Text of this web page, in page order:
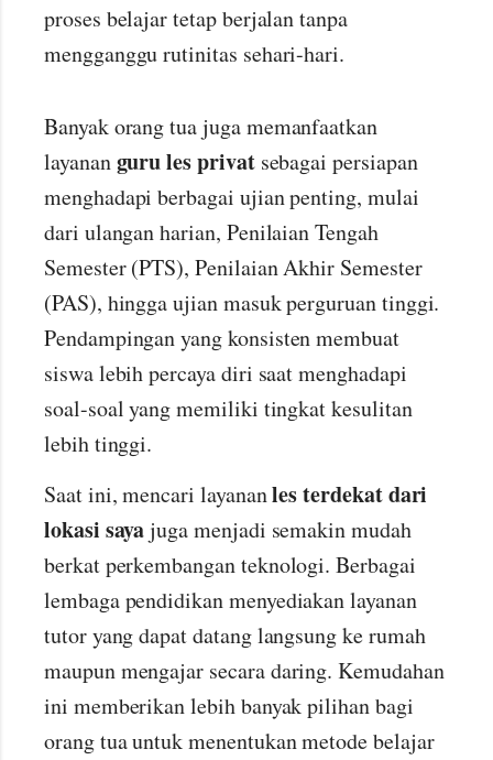
proses belajar tetap berjalan tanpa
mengganggu rutinitas sehari-hari.
Banyak orang tua juga memanfaatkan
layananguru les privatsebagai persiapan
menghadapi berbagai ujian penting, mulai
dari ulangan harian, Penilaian Tengah
Semester (PTS), Penilaian Akhir Semester
(PAS), hingga ujian masuk perguruan tinggi.
Pendampingan yang konsisten membuat
siswa lebih percaya diri saat menghadapi
soal-soal yang memiliki tingkat kesulitan
lebih tinggi.
Saat ini, mencari layananles terdekat dari
lokasi sayajuga menjadi semakin mudah
berkat perkembangan teknologi. Berbagai
lembaga pendidikan menyediakan layanan
tutor yang dapat datang langsung ke rumah
maupun mengajar secara daring. Kemudahan
ini memberikan lebih banyak pilihan bagi
orang tua untuk menentukan metode belajar